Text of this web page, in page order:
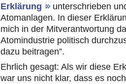
Erklärung
unterschrieben
Atomanlagen. In dieser
mich in der Mitverantwortung
Atomindustrie politisch
dazu beitragen”.
Ehrlich gesagt: Als wir diese
war uns nicht klar, dass es